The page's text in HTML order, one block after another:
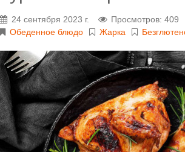
24 сентября 2023 г. Просмотров: 409
Обеденное блюдо
Жарка